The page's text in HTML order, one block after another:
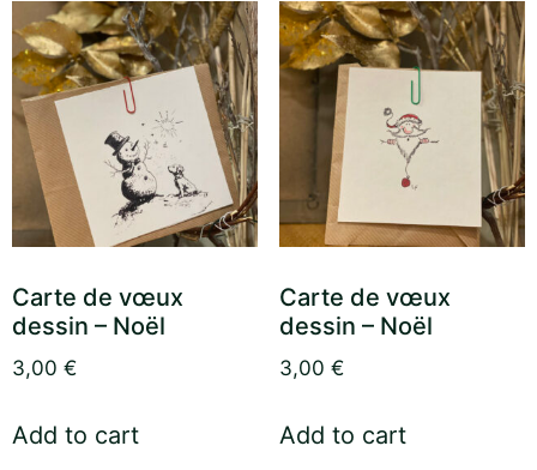
Carte de vœux
dessin – Noël
3,00 €
Add to cart
Carte de vœux
dessin – Noël
3,00 €
Add to cart